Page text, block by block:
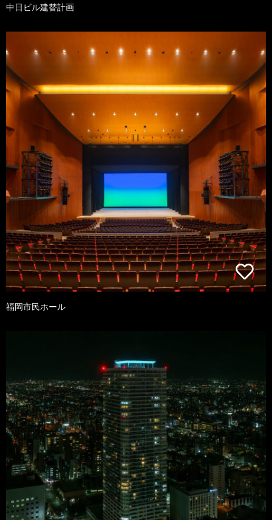
中日ビル建替計画
福岡市民ホール